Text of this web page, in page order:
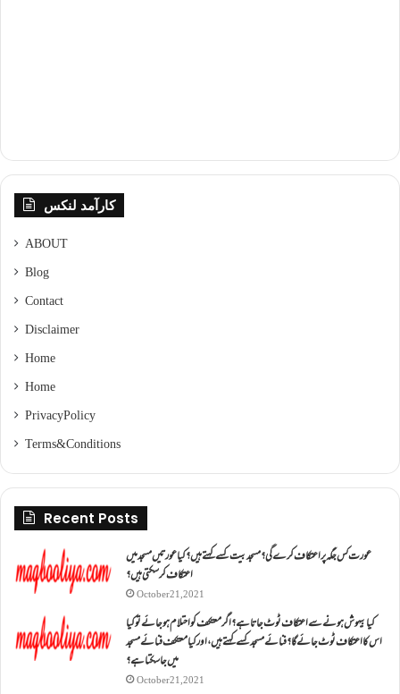
کارآمد لنکس
ABOUT
Blog
Contact
Disclaimer
Home
Home
Privacy Policy
Terms & Conditions
Recent Posts
عورت کس جگہ پر اعتکاف کرے گی؟مسجد بیت کسے کہتے ہیں؟کیا عورتیں مسجد میں
اعتکاف کر سکتی ہیں؟
October 21, 2021
کیا بیہوش ہونے سے اعتکاف ٹوٹ جاتا ہے؟ اگر معتکف کو احتلام ہو جائے تو کیا
اس کا اعتکاف ٹوٹ جائے گا؟فنائے مسجد کسے کہتے ہیں ، اور کیا معتکف فنائے مسجد
میں جا سکتا ہے؟
October 21, 2021